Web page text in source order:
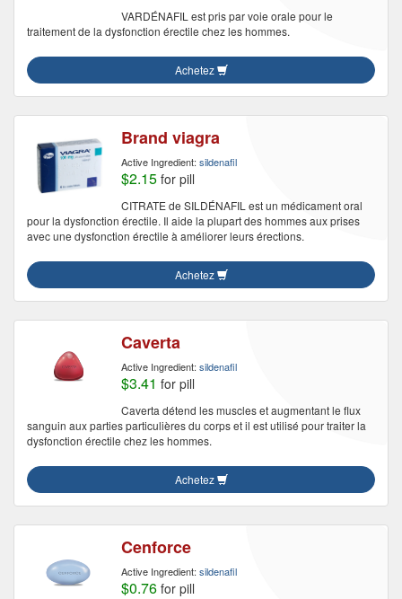
VARDÉNAFIL est pris par voie orale pour le
traitement de la dysfonction érectile chez les hommes.
Achetez
Brand viagra
Active Ingredient: sildenafil
$2.15 for pill
CITRATE de SILDÉNAFIL est un médicament oral
pour la dysfonction érectile. Il aide la plupart des hommes aux prises
avec une dysfonction érectile à améliorer leurs érections.
Achetez
Caverta
Active Ingredient: sildenafil
$3.41 for pill
Caverta détend les muscles et augmentant le flux
sanguin aux parties particulières du corps et il est utilisé pour traiter la
dysfonction érectile chez les hommes.
Achetez
Cenforce
Active Ingredient: sildenafil
$0.76 for pill